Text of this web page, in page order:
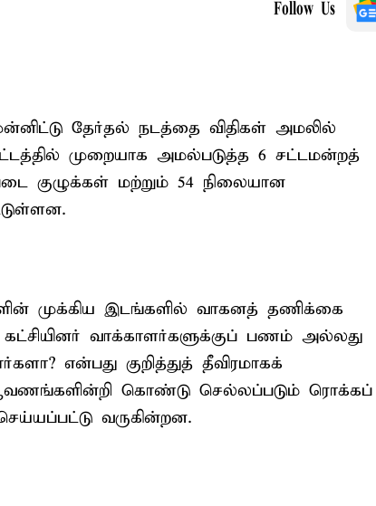
Follow Us
தேர்தல் நடத்தை விதிகள் அமலில்
முறையாக அமல்படுத்த 6 சட்டமன்றத்
குழுக்கள் மற்றும் 54 நிலையான
முக்கிய இடங்களில் வாகனத் தணிக்கை
வாக்காளர்களுக்குப் பணம் அல்லது
என்பது குறித்துத் தீவிரமாகக்
கொண்டு செல்லப்படும் ரொக்கப்
வருகின்றன.